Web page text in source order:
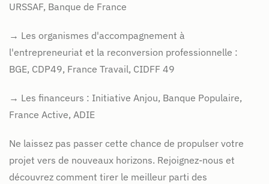
URSSAF, Banque de France
→ Les organismes d'accompagnement à
l'entrepreneuriat et la reconversion professionnelle :
BGE, CDP49, France Travail, CIDFF 49
→ Les financeurs : Initiative Anjou, Banque Populaire,
France Active, ADIE
Ne laissez pas passer cette chance de propulser votre
projet vers de nouveaux horizons. Rejoignez-nous et
découvrez comment tirer le meilleur parti des